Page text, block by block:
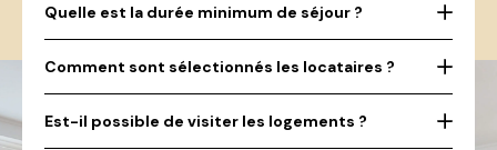
Quelle est la durée minimum de séjour ?
Comment sont sélectionnés les locataires ?
Est-il possible de visiter les logements ?